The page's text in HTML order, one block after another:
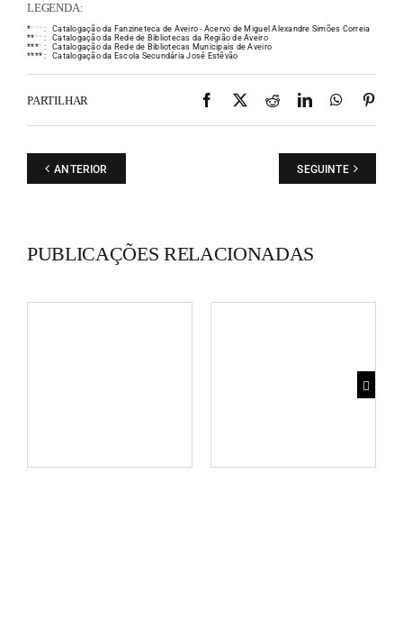
LEGENDA:
** * * :
Catalogação da Fanzineteca de Aveiro - Acervo de Miguel Alexandre Simões Correia
** * * :
Catalogação da Rede de Bibliotecas da Região de Aveiro
**** :
Catalogação da Rede de Bibliotecas Municipais de Aveiro
**** : Catalogação da Escola Secundária José Estêvão
PARTILHAR Facebook
X RedditLinkedIn
ANTERIOR SEGUINTE
PUBLICAÇÕES RELACIONADAS